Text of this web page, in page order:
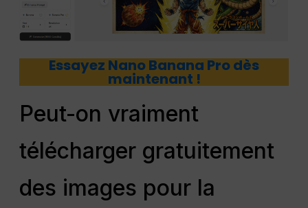
Essayez Nano Banana Pro dès
maintenant !
Peut-on vraiment
télécharger gratuitement
des images pour la